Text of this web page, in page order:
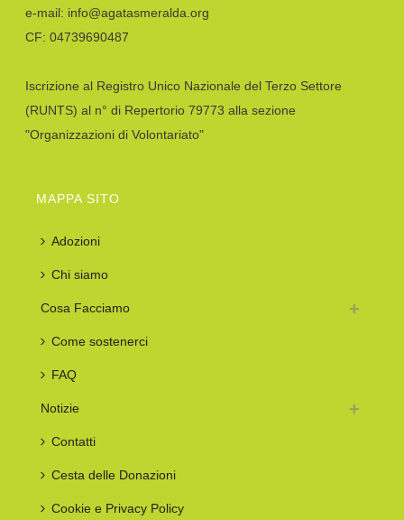
e-mail: info@agatasmeralda.org
CF: 04739690487
Iscrizione al Registro Unico Nazionale del Terzo Settore
(RUNTS) al n° di Repertorio 79773 alla sezione
"Organizzazioni di Volontariato"
MAPPA SITO
Adozioni
Chi siamo
Cosa Facciamo
Come sostenerci
FAQ
Notizie
Contatti
Cesta delle Donazioni
Cookie e Privacy Policy